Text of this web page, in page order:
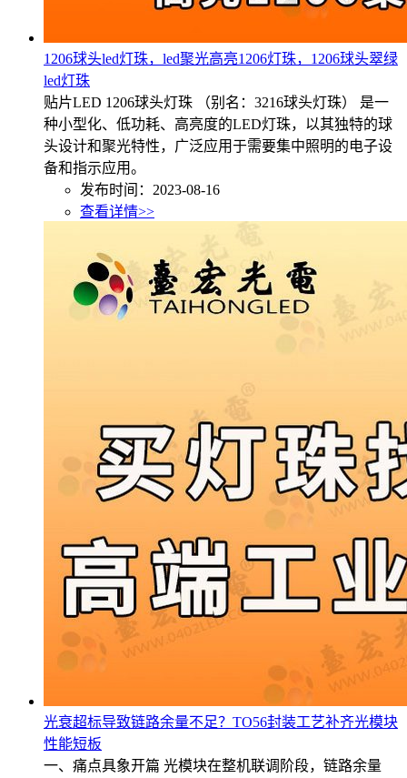
1206球头led灯珠，led聚光高亮1206灯珠，1206球头翠绿
led灯珠
贴片LED 1206球头灯珠 （别名：3216球头灯珠） 是一
种小型化、低功耗、高亮度的LED灯珠，以其独特的球
头设计和聚光特性，广泛应用于需要集中照明的电子设
备和指示应用。
发布时间：2023-08-16
查看详情>>
光衰超标导致链路余量不足？TO56封装工艺补齐光模块
性能短板
一、痛点具象开篇 光模块在整机联调阶段，链路余量